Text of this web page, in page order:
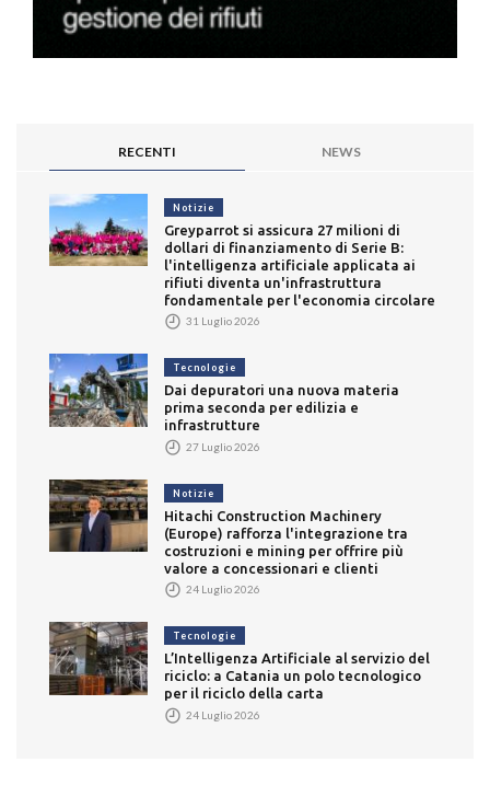
RECENTI NEWS
Notizie
Greyparrot si assicura 27 milioni di
dollari di finanziamento di Serie B:
l'intelligenza artificiale applicata ai
rifiuti diventa un'infrastruttura
fondamentale per l'economia circolare
31 Luglio 2026
Tecnologie
Dai depuratori una nuova materia
prima seconda per edilizia e
infrastrutture
27 Luglio 2026
Notizie
Hitachi Construction Machinery
(Europe) rafforza l'integrazione tra
costruzioni e mining per offrire più
valore a concessionari e clienti
24 Luglio 2026
Tecnologie
L’Intelligenza Artificiale al servizio del
riciclo: a Catania un polo tecnologico
per il riciclo della carta
24 Luglio 2026